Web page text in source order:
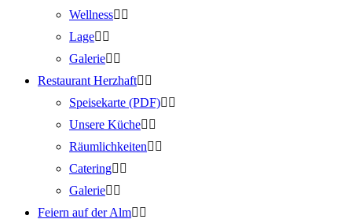
Wellness
Lage
Galerie
Restaurant Herzhaft
Speisekarte (PDF)
Unsere Küche
Räumlichkeiten
Catering
Galerie
Feiern auf der Alm